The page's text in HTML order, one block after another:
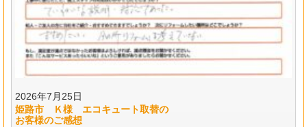
2026年7月25日
姫路市 Ｋ様 エコキュート取替の
お客様のご感想